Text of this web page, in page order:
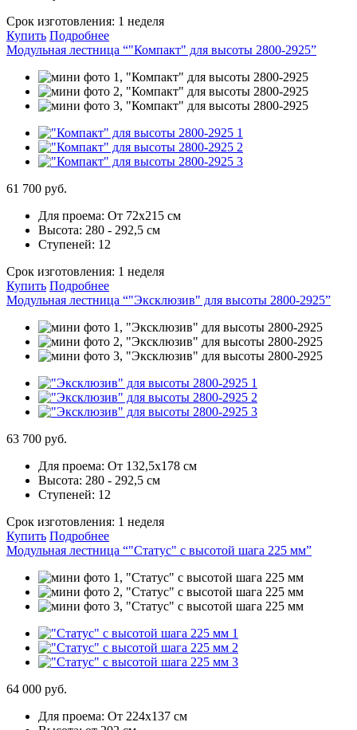
Срок изготовления: 1 неделя
Купить Подробнее
Модульная лестница “"Компакт" для высоты 2800-2925”
61 700 руб.
Для проема: От 72х215 см
Высота: 280 - 292,5 см
Ступеней: 12
Срок изготовления: 1 неделя
Купить Подробнее
Модульная лестница “"Эксклюзив" для высоты 2800-2925”
63 700 руб.
Для проема: От 132,5х178 см
Высота: 280 - 292,5 см
Ступеней: 12
Срок изготовления: 1 неделя
Купить Подробнее
Модульная лестница “"Статус" с высотой шага 225 мм”
64 000 руб.
Для проема: От 224х137 см